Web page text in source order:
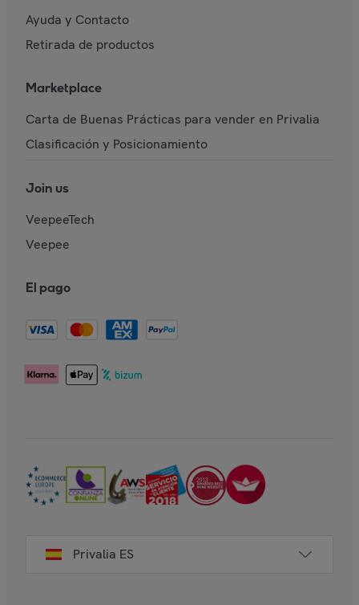
Ayuda y Contacto
Retirada de productos
Marketplace
Carta de Buenas Prácticas para vender en Privalia
Clasificación y Posicionamiento
Join us
VeepeeTech
Veepee
El pago
Privalia ES